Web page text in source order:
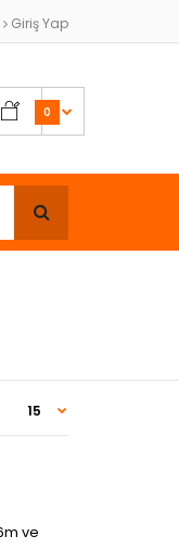
Giriş Yap
0
ve